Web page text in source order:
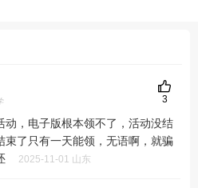
动，电子版根本领不了，活动没结
束了只有一天能领，无语啊，就骗
2025-11-01 山东
3